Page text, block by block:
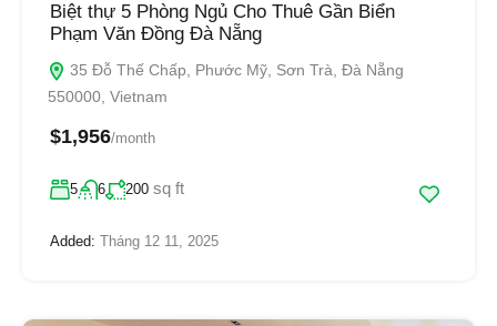
Biệt thự 5 Phòng Ngủ Cho Thuê Gần Biển
Phạm Văn Đồng Đà Nẵng
35 Đỗ Thế Chấp, Phước Mỹ, Sơn Trà, Đà Nẵng
550000, Vietnam
$1,956/month
5 6 200 sq ft
Added: Tháng 12 11, 2025